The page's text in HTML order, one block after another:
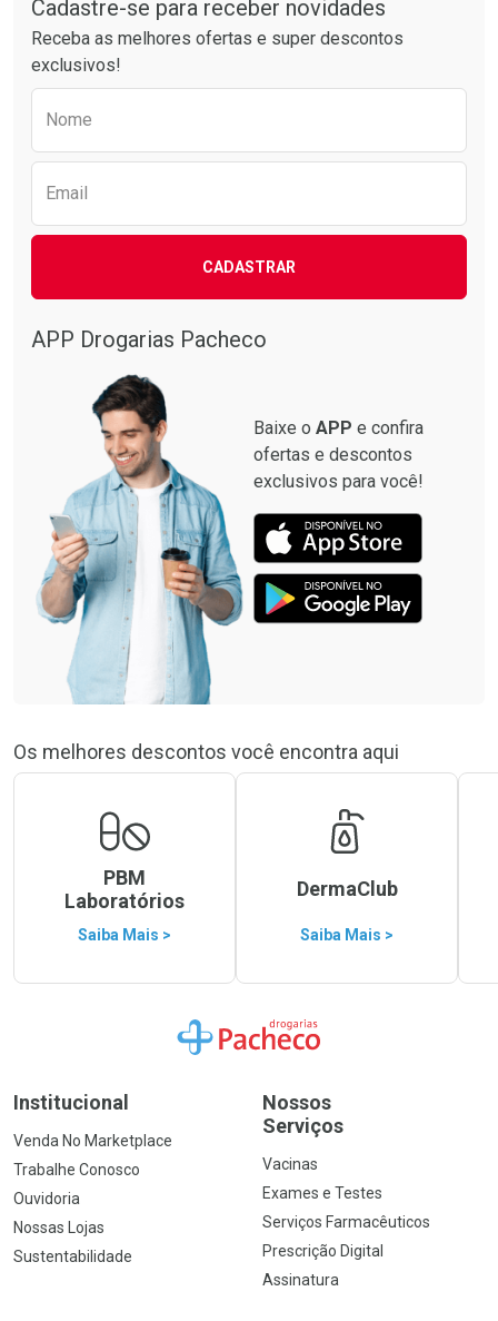
Comprar sem Desconto
Por R$ 28,21/cada
Comprar sem Desconto
Por R$ 28,21/cada
Comprar sem Desconto
Comprar sem Desconto
Cadastre-se para receber novidades
Receba as melhores ofertas e super descontos
exclusivos!
Nome
Email
CADASTRAR
APP Drogarias Pacheco
Baixe o APP e confira
ofertas e descontos
exclusivos para você!
Os melhores descontos você encontra aqui
PBM
Laboratórios
Saiba Mais >
DermaClub
Saiba Mais >
Ir para a Home
Institucional
Venda No Marketplace
Trabalhe Conosco
Ouvidoria
Nossas Lojas
Sustentabilidade
Nossos
Serviços
Vacinas
Exames e Testes
Serviços Farmacêuticos
Prescrição Digital
Assinatura